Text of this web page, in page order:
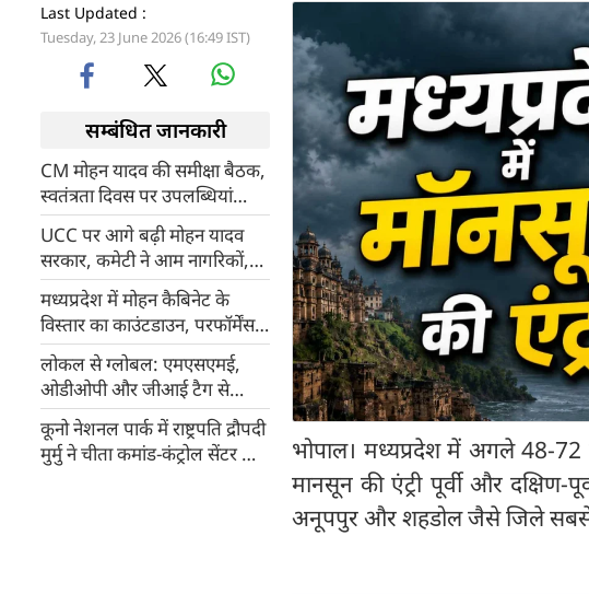
Last Updated :
Tuesday, 23 June 2026 (16:49 IST)
सम्बंधित जानकारी
CM मोहन यादव की समीक्षा बैठक,
स्वतंत्रता दिवस पर उपलब्धियां
बताएंगे प्रभारी मंत्री
UCC पर आगे बढ़ी मोहन यादव
सरकार, कमेटी ने आम नागरिकों,
धर्मगुरुओं और राजनीतिक दलों से
मांगी राय
मध्यप्रदेश में मोहन कैबिनेट के
विस्तार का काउंटडाउन, परफॉर्मेंस
पर छंटेंगे पुराने नाम, इन नए चेहरों
को मिल सकती है जगह
लोकल से ग्लोबल: एमएसएमई,
ओडीओपी और जीआई टैग से
वैश्विक पटल पर चमक रहा MP
कूनो नेशनल पार्क में राष्ट्रपति द्रौपदी
मुर्मु ने चीता कमांड-कंट्रोल सेंटर का
भोपाल। मध्यप्रदेश में अगले 48-
मानसून की एंट्री पूर्वी और दक्षिण-
अनूपपुर और शहडोल जैसे जिले सबसे